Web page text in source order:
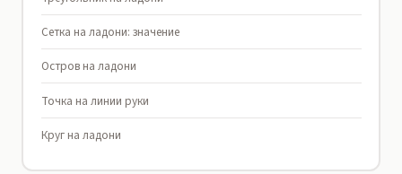
Сетка на ладони: значение
Остров на ладони
Точка на линии руки
Круг на ладони